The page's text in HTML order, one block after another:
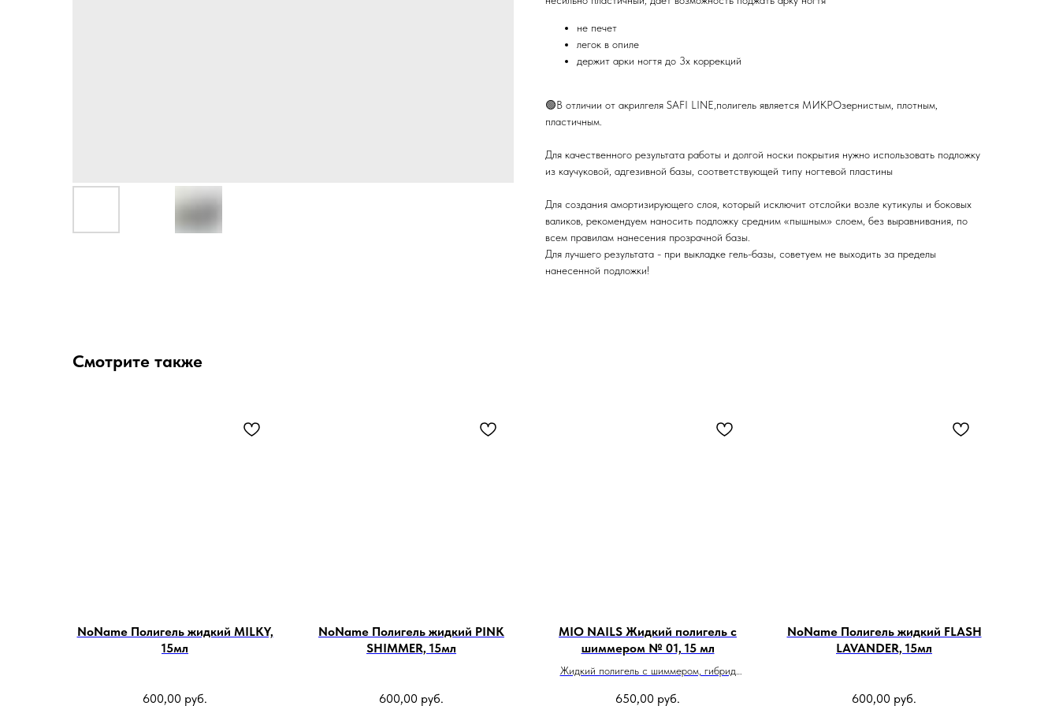
не печет
легок в опиле
держит арки ногтя до 3х коррекций
🟢В отличии от акрилгеля SAFI LINE,полигель является МИКРОзернистым, плотным,
пластичным.
Для качественного результата работы и долгой носки покрытия нужно использовать подложку
из каучуковой, адгезивной базы, соответствующей типу ногтевой пластины
Для создания амортизирующего слоя, который исключит отслойки возле кутикулы и боковых
валиков, рекомендуем наносить подложку средним «пышным» слоем, без выравнивания, по
всем правилам нанесения прозрачной базы.
Для лучшего результата - при выкладке гель-базы, советуем не выходить за пределы
нанесенной подложки!
Смотрите также
NoName Полигель жидкий MILKY,
15мл
600,00 руб.
NoName Полигель жидкий PINK
SHIMMER, 15мл
600,00 руб.
MIO NAILS Жидкий полигель с
шиммером № 01, 15 мл
Жидкий полигель c шиммером, гибрид
650,00 руб.
NoName Полигель жидкий FLASH
LAVANDER, 15мл
600,00 руб.